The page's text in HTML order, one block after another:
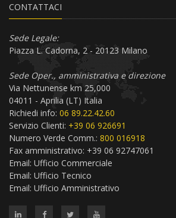
CONTATTACI
Sede Legale:
Piazza L. Cadorna, 2 - 20123 Milano
Sede Oper., amministrativa e direzione
Via Nettunense km 25,000
04011 - Aprilia (LT) Italia
Richiedi info: 06 89.22.42.60
Servizio Clienti: +39 06 926691
Numero Verde Comm.: 800 016918
Fax amministrativo: +39 06 92747061
Email: Ufficio Commerciale
Email: Ufficio Tecnico
Email: Ufficio Amministrativo